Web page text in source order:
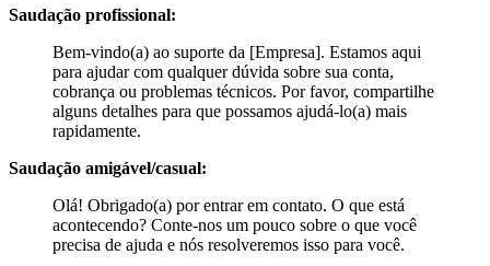
Saudação profissional:
Bem-vindo(a) ao suporte da [Empresa]. Estamos aqui
para ajudar com qualquer dúvida sobre sua conta,
cobrança ou problemas técnicos. Por favor, compartilhe
alguns detalhes para que possamos ajudá-lo(a) mais
rapidamente.
Saudação amigável/casual:
Olá! Obrigado(a) por entrar em contato. O que está
acontecendo? Conte-nos um pouco sobre o que você
precisa de ajuda e nós resolveremos isso para você.